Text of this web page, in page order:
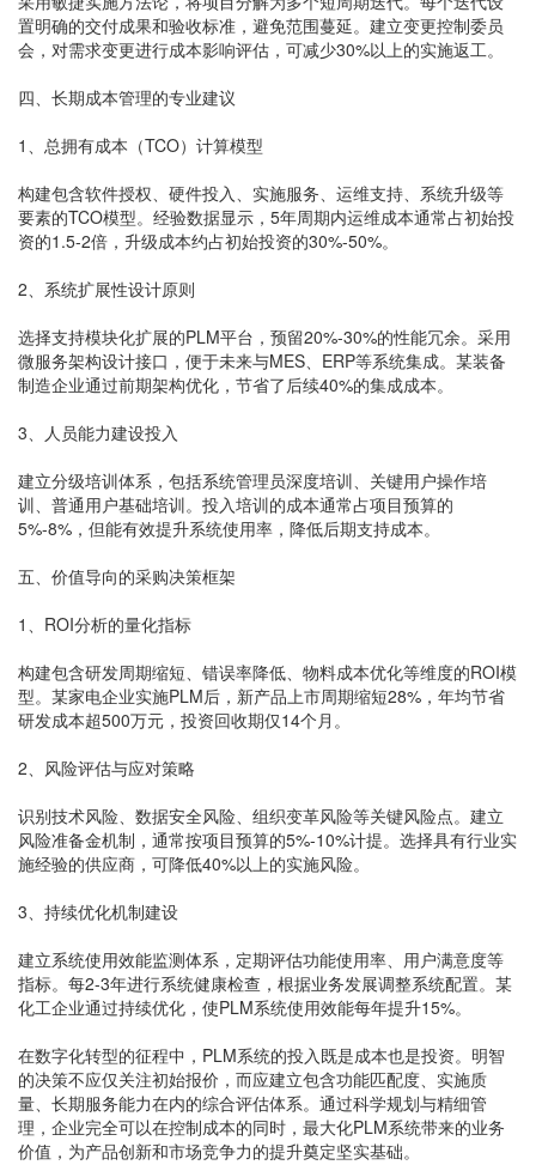
置明确的交付成果和验收标准，避免范围蔓延。建立变更控制委员
会，对需求变更进行成本影响评估，可减少30%以上的实施返工。
四、长期成本管理的专业建议
1、总拥有成本（TCO）计算模型
构建包含软件授权、硬件投入、实施服务、运维支持、系统升级等
要素的TCO模型。经验数据显示，5年周期内运维成本通常占初始投
资的1.5-2倍，升级成本约占初始投资的30%-50%。
2、系统扩展性设计原则
选择支持模块化扩展的PLM平台，预留20%-30%的性能冗余。采用
微服务架构设计接口，便于未来与MES、ERP等系统集成。某装备
制造企业通过前期架构优化，节省了后续40%的集成成本。
3、人员能力建设投入
建立分级培训体系，包括系统管理员深度培训、关键用户操作培
训、普通用户基础培训。投入培训的成本通常占项目预算的
5%-8%，但能有效提升系统使用率，降低后期支持成本。
五、价值导向的采购决策框架
1、ROI分析的量化指标
构建包含研发周期缩短、错误率降低、物料成本优化等维度的ROI模
型。某家电企业实施PLM后，新产品上市周期缩短28%，年均节省
研发成本超500万元，投资回收期仅14个月。
2、风险评估与应对策略
识别技术风险、数据安全风险、组织变革风险等关键风险点。建立
风险准备金机制，通常按项目预算的5%-10%计提。选择具有行业实
施经验的供应商，可降低40%以上的实施风险。
3、持续优化机制建设
建立系统使用效能监测体系，定期评估功能使用率、用户满意度等
指标。每2-3年进行系统健康检查，根据业务发展调整系统配置。某
化工企业通过持续优化，使PLM系统使用效能每年提升15%。
在数字化转型的征程中，PLM系统的投入既是成本也是投资。明智
的决策不应仅关注初始报价，而应建立包含功能匹配度、实施质
量、长期服务能力在内的综合评估体系。通过科学规划与精细管
理，企业完全可以在控制成本的同时，最大化PLM系统带来的业务
价值，为产品创新和市场竞争力的提升奠定坚实基础。